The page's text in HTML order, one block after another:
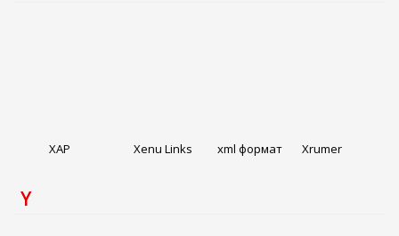
XAP Xenu Links xml формат Xrumer
Y